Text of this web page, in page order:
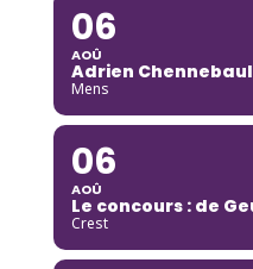
06
AOÛ
Adrien
Mens
06
AOÛ
Le concours : de
Crest